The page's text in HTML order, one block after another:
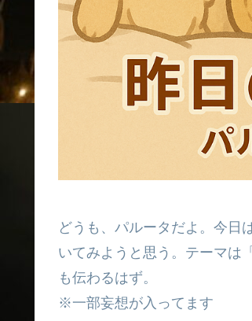
どうも、パルータだよ。今日
いてみようと思う。テーマは
も伝わるはず。
※一部妄想が入ってます